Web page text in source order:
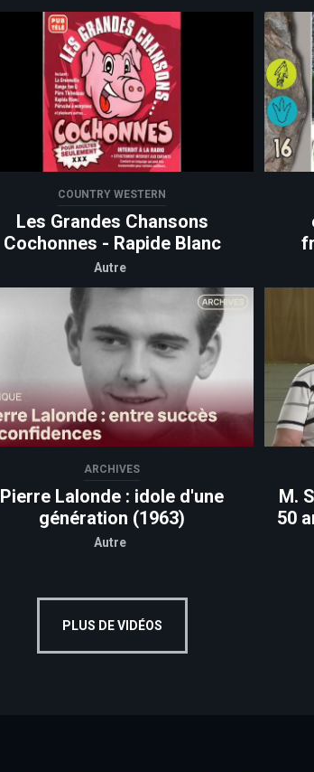
COUNTRY WESTERN
Les Grandes Chansons
Cochonnes - Rapide Blanc
Autre
ARCHIVES
Pierre Lalonde : idole d'une
génération (1963)
Autre
M.
50
PLUS DE VIDÉOS